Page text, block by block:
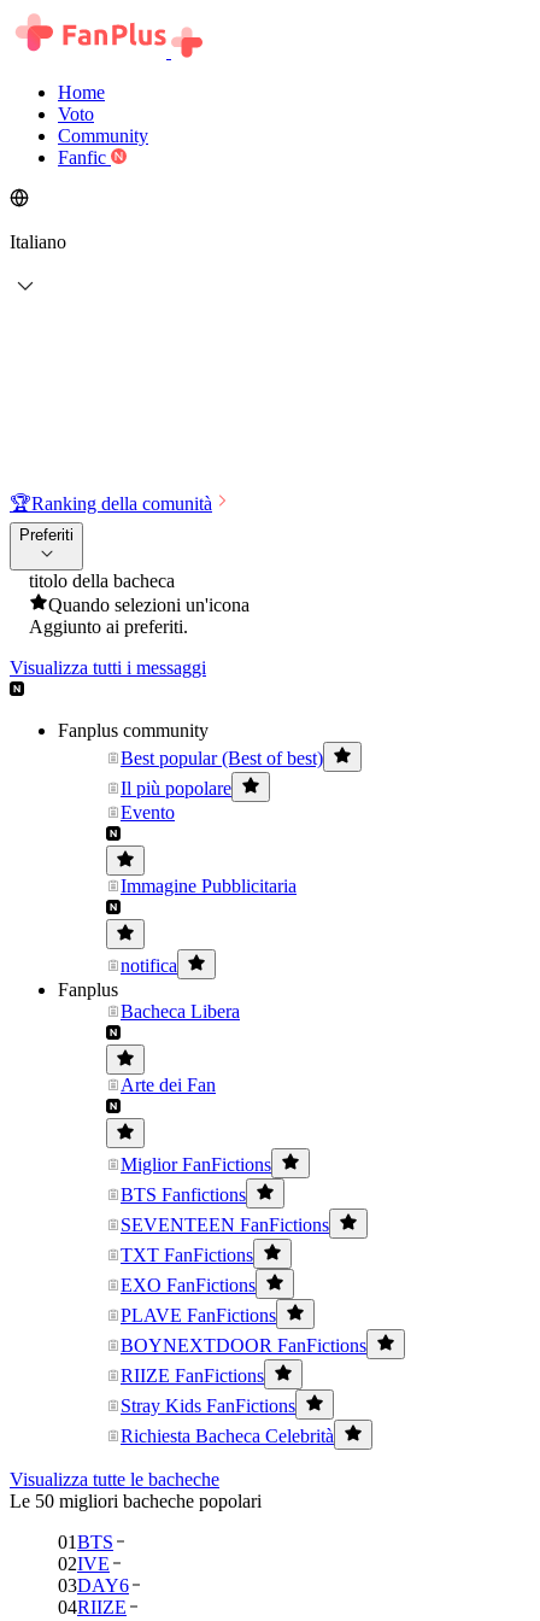
Home
Voto
Community
Fanfic
Italiano
🏆Ranking della comunità
Preferiti
titolo della bacheca
Quando selezioni un'icona
Aggiunto ai preferiti.
Visualizza tutti i messaggi
Fanplus community
Best popular (Best of best)
Il più popolare
Evento
Immagine Pubblicitaria
notifica
Fanplus
Bacheca Libera
Arte dei Fan
Miglior FanFictions
BTS Fanfictions
SEVENTEEN FanFictions
TXT FanFictions
EXO FanFictions
PLAVE FanFictions
BOYNEXTDOOR FanFictions
RIIZE FanFictions
Stray Kids FanFictions
Richiesta Bacheca Celebrità
Visualizza tutte le bacheche
Le 50 migliori bacheche popolari
01BTS
02IVE
03DAY6
04RIIZE